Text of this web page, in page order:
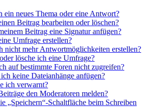
ein neues Thema oder eine Antwort?
Beitrag bearbeiten oder löschen?
Beitrag eine Signatur anfügen?
Umfrage erstellen?
nicht mehr Antwortmöglichkeiten erstellen?
lösche ich eine Umfrage?
auf bestimmte Foren nicht zugreifen?
keine Dateianhänge anfügen?
ich verwarnt?
den Moderatoren melden?
„Speichern“-Schaltfläche beim Schreiben